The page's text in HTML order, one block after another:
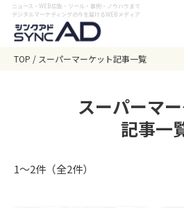
ニュース・WEB広告・ツール・事例・ノウハウまで
デジタルマーケティングの今を届けるWEBメディア
TOP スーパーマーケット記事一覧
スーパーマ
記事一
1〜2件（全2件）